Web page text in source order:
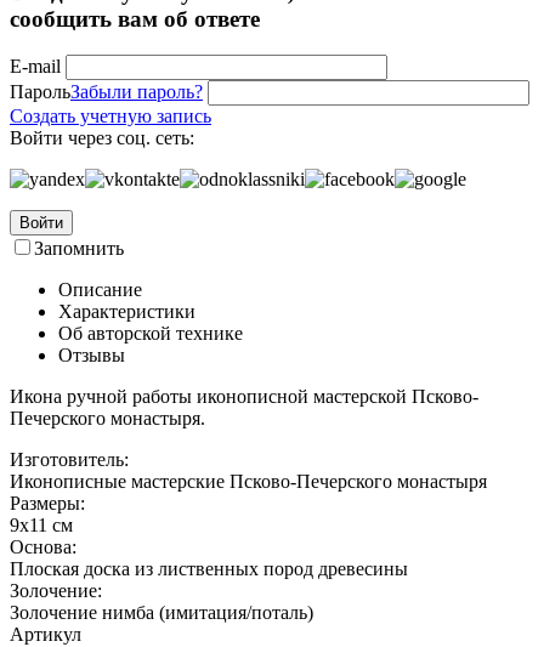
сообщить вам об ответе
E-mail
ПарольЗабыли пароль?
Создать учетную запись
Войти через соц. сеть:
Войти
Запомнить
Описание
Характеристики
Об авторской технике
Отзывы
Икона ручной работы иконописной мастерской Псково-
Печерского монастыря.
Изготовитель:
Иконописные мастерские Псково-Печерского монастыря
Размеры:
9х11 см
Основа:
Плоская доска из лиственных пород древесины
Золочение:
Золочение нимба (имитация/поталь)
Артикул